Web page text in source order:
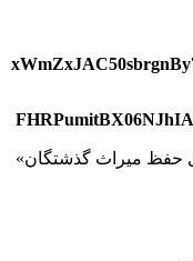
حفظ میراث گذشتگان»